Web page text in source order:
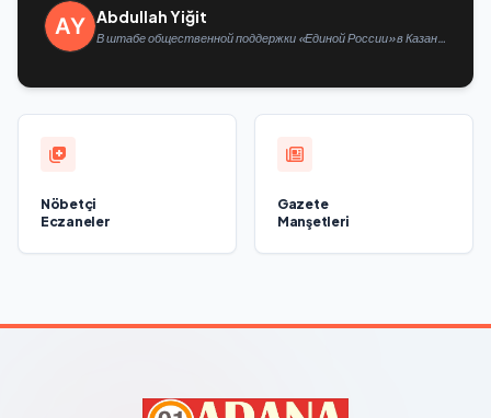
Abdullah Yiğit
В штабе общественной поддержки «Единой России» в Казани
Nöbetçi
Eczaneler
Gazete
Manşetleri